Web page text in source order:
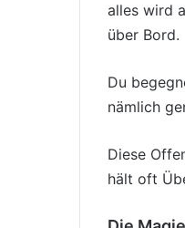
alles wird
über Bord.
Du
nämlich
Diese
hält oft